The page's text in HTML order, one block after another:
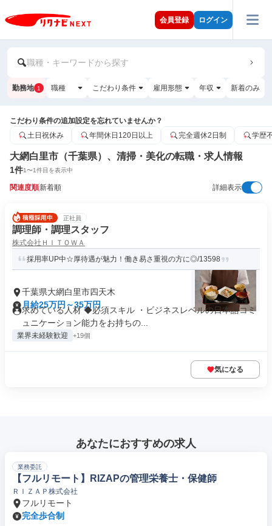
会員登録 ログイン
職種・キーワードから探す
勤務地 1 職種 こだわり条件 雇用形態 年収 新着のみ
こだわり条件の追加設定を忘れていませんか？
土日祝休み
年間休日120日以上 完全週休2日制 学歴
大網白里市（千葉県）、清掃・美化の転職・求人情報
1件1〜1件目を表示中
関連度順新着順 詳細表示
正社員
調理師・調理スタッフ
株式会社ＨＩＴＯＷＡ
採用率UP中☆厚待遇が魅力！働き易さ重視の方に◎/13598
千葉県大網白里市四天木
月給25万円～35万円
求めている人材 ◆必須スキル ・ビジネスレベルの日本語コミ
ュニケーション能力をお持ちの...
業界未経験歓迎 +19個
気になる
あなたにおすすめの求人
業務委託
【フルリモート】RIZAPの管理栄養士・保健師
ＲＩＺＡＰ株式会社
フルリモート
完全歩合制